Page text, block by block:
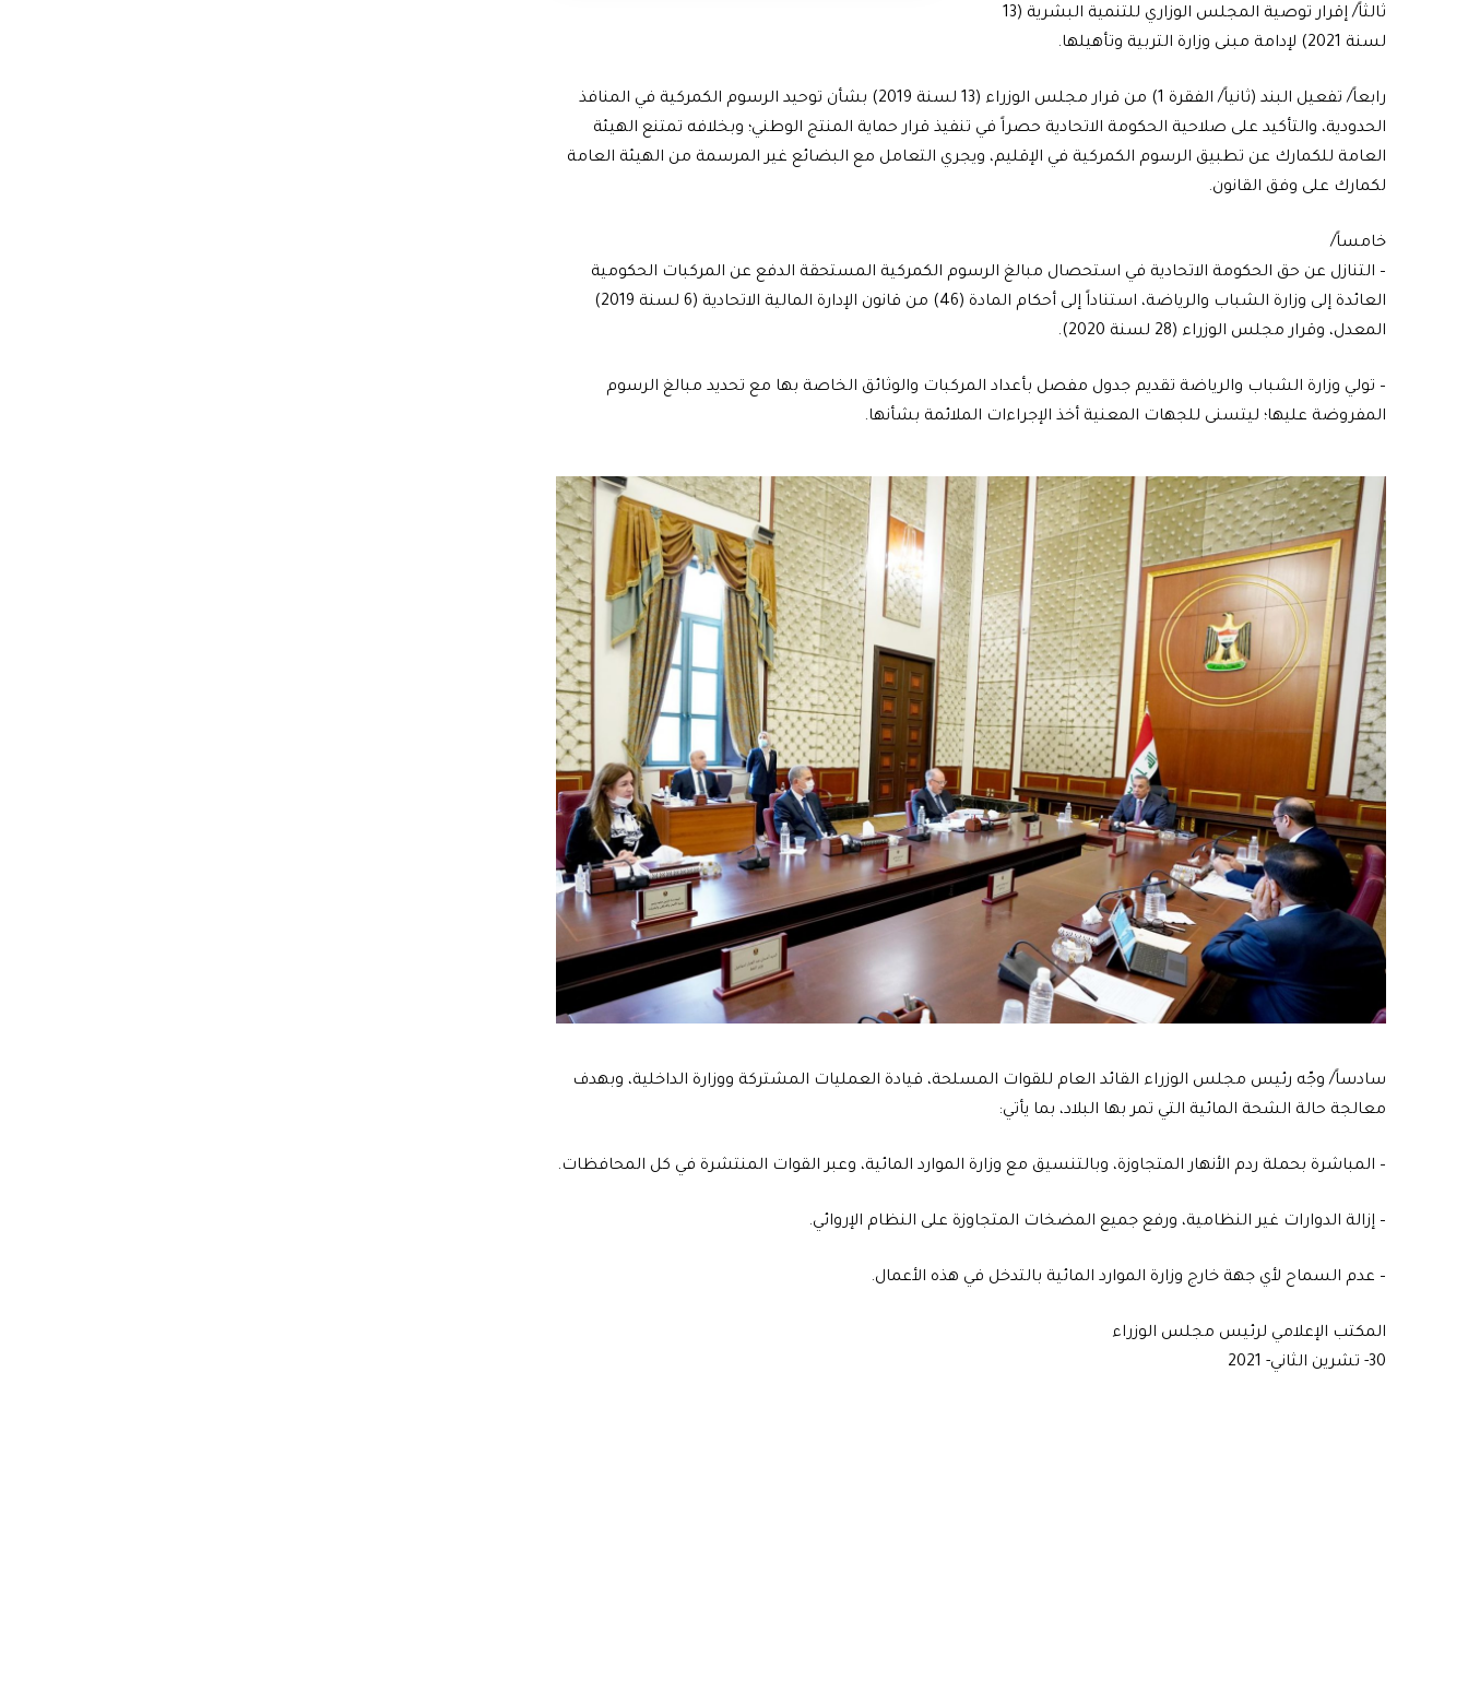
ثالثاً/ إقرار توصية المجلس الوزاري للتنمية البشرية (13
لسنة 2021) لإدامة مبنى وزارة التربية وتأهيلها.
رابعاً/ تفعيل البند (ثانياً/ الفقرة 1) من قرار مجلس الوزراء (13 لسنة 2019) بشأن توحيد الرسوم الكمركية في المنافذ
الحدودية، والتأكيد على صلاحية الحكومة الاتحادية حصراً في تنفيذ قرار حماية المنتج الوطني؛ وبخلافه تمتنع الهيئة
العامة للكمارك عن تطبيق الرسوم الكمركية في الإقليم، ويجري التعامل مع البضائع غير المرسمة من الهيئة العامة
لكمارك على وفق القانون.
خامساً/
– التنازل عن حق الحكومة الاتحادية في استحصال مبالغ الرسوم الكمركية المستحقة الدفع عن المركبات الحكومية
العائدة إلى وزارة الشباب والرياضة، استناداً إلى أحكام المادة (46) من قانون الإدارة المالية الاتحادية (6 لسنة 2019)
المعدل، وقرار مجلس الوزراء (28 لسنة 2020).
– تولي وزارة الشباب والرياضة تقديم جدول مفصل بأعداد المركبات والوثائق الخاصة بها مع تحديد مبالغ الرسوم
المفروضة عليها؛ ليتسنى للجهات المعنية أخذ الإجراءات الملائمة بشأنها.
سادساً/ وجّه رئيس مجلس الوزراء القائد العام للقوات المسلحة، قيادة العمليات المشتركة ووزارة الداخلية، وبهدف
معالجة حالة الشحة المائية التي تمر بها البلاد، بما يأتي:
– المباشرة بحملة ردم الأنهار المتجاوزة، وبالتنسيق مع وزارة الموارد المائية، وعبر القوات المنتشرة في كل المحافظات.
– إزالة الدوارات غير النظامية، ورفع جميع المضخات المتجاوزة على النظام الإروائي.
– عدم السماح لأي جهة خارج وزارة الموارد المائية بالتدخل في هذه الأعمال.
المكتب الإعلامي لرئيس مجلس الوزراء
30- تشرين الثاني- 2021